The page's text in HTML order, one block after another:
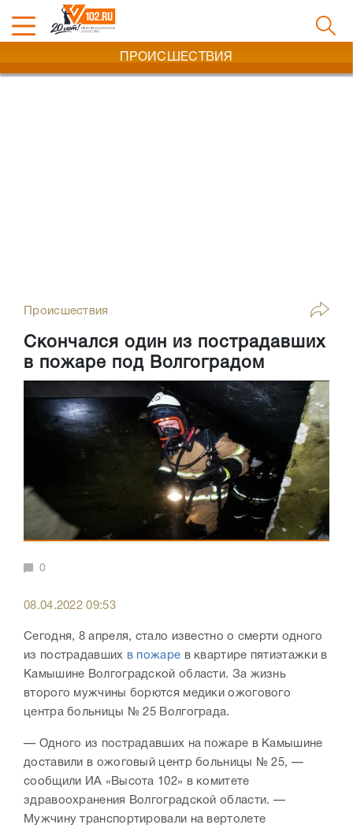
ПРОИСШЕСТВИЯ
Происшествия
Скончался один из пострадавших
в пожаре под Волгоградом
0
08.04.2022 09:53
Сегодня, 8 апреля, стало известно о смерти одного
из пострадавших в пожаре в квартире пятиэтажки в
Камышине Волгоградской области. За жизнь
второго мужчины борются медики ожогового
центра больницы № 25 Волгограда.
— Одного из пострадавших на пожаре в Камышине
доставили в ожоговый центр больницы № 25, —
сообщили ИА «Высота 102» в комитете
здравоохранения Волгоградской области. —
Мужчину транспортировали на вертолете